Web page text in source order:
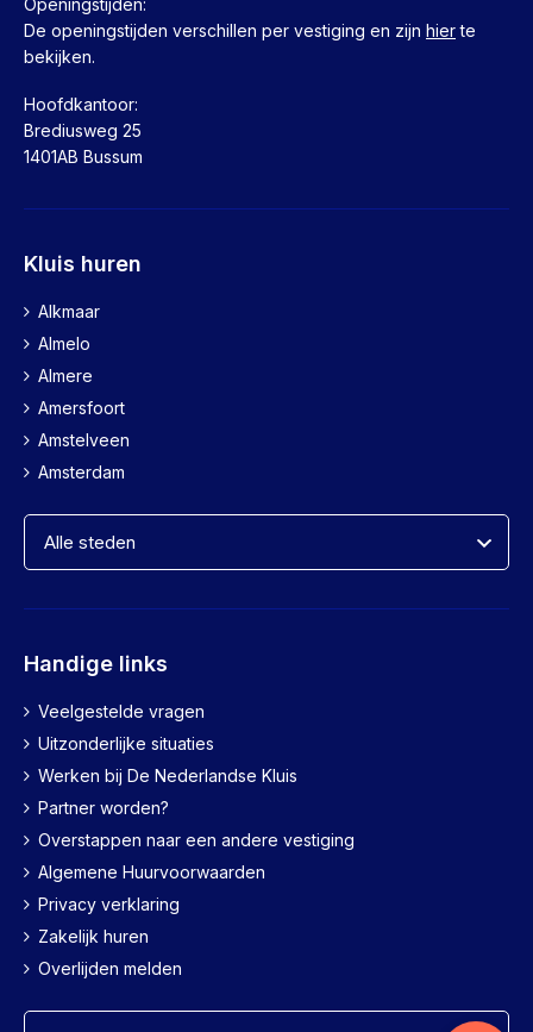
De openingstijden verschillen per vestiging en zijn hierte
bekijken.
Hoofdkantoor:
Brediusweg 25
1401AB Bussum
Kluis huren
Alkmaar
Almelo
Almere
Amersfoort
Amstelveen
Amsterdam
Handige links
Veelgestelde vragen
Uitzonderlijke situaties
Werken bij De Nederlandse Kluis
Partner worden?
Overstappen naar een andere vestiging
Algemene Huurvoorwaarden
Privacy verklaring
Zakelijk huren
Overlijden melden